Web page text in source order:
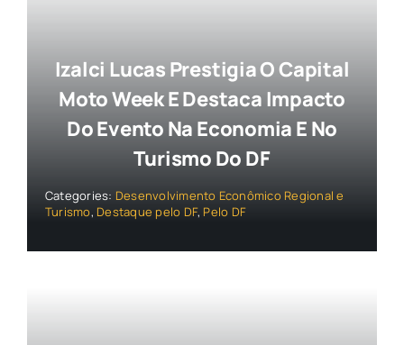
Izalci Lucas Prestigia O Capital
Moto Week E Destaca Impacto
Do Evento Na Economia E No
Turismo Do DF
Categories: Desenvolvimento Econômico Regional e
Turismo, Destaque pelo DF, Pelo DF